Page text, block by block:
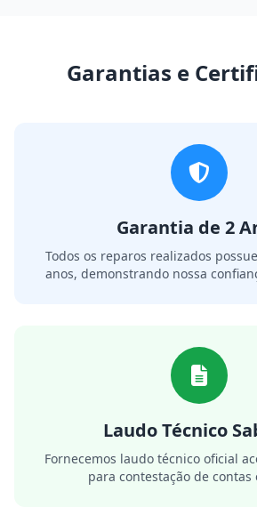
Garantias e
Garantia de 2
Todos os reparos realizados
anos, demonstrando nossa
Laudo Técnico
Fornecemos laudo técnico oficial
para contestação de contas